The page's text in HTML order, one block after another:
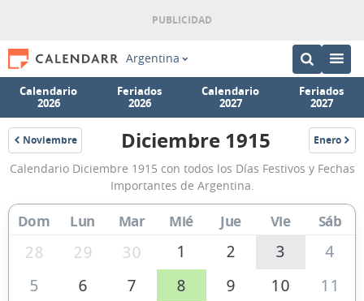
Argentina
Calendario
2026
Feriados
2026
Calendario
2027
Feriados
2027
Noviembre
1915
Calendario
Diciembre
1915
Argentina
Diciembre 1915 Enero
1916
Calendario Diciembre 1915 con todos los Días Festivos y Fechas
Importantes de Argentina.
Dom Lun Mar Mié Jue Vie Sáb
28 29 30 1 2 3
4
5
6 7 8 9 10
11